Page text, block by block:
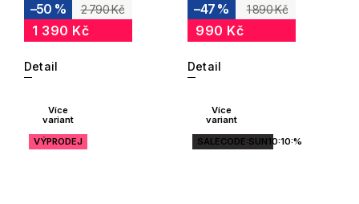
2 790 Kč
–50 %
1 390 Kč
Detail
1 890 Kč
–47 %
990 Kč
Detail
Více
variant
VÝPRODEJ
Více
variant
SALECODE:SUN10:10:%